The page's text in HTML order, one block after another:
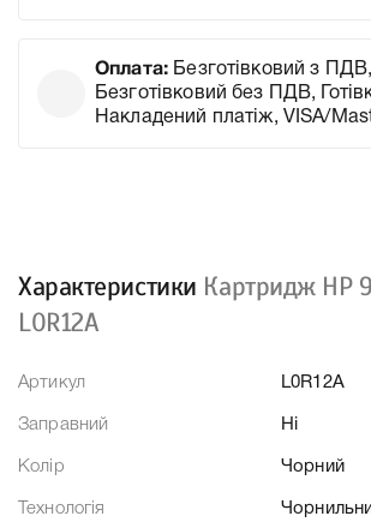
Оплата: Безготівковий з ПДВ,
Безготівковий без ПДВ,
Накладений платіж, VISA/
Характеристики Картридж HP
L0R12A
Артикул L0R12A
Заправний Ні
Колір Чорний
Технологія